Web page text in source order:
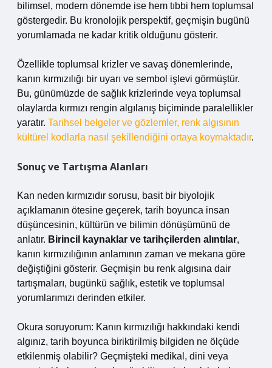
bilimsel, modern dönemde ise hem tıbbi hem toplumsal
göstergedir. Bu kronolojik perspektif, geçmişin bugünü
yorumlamada ne kadar kritik olduğunu gösterir.
Özellikle toplumsal krizler ve savaş dönemlerinde,
kanın kırmızılığı bir uyarı ve sembol işlevi görmüştür.
Bu, günümüzde de sağlık krizlerinde veya toplumsal
olaylarda kırmızı rengin algılanış biçiminde paralellikler
yaratır. Tarihsel belgeler ve gözlemler, renk algısının
kültürel kodlarla nasıl şekillendiğini ortaya koymaktadır.
Sonuç ve Tartışma Alanları
Kan neden kırmızıdır sorusu, basit bir biyolojik
açıklamanın ötesine geçerek, tarih boyunca insan
düşüncesinin, kültürün ve bilimin dönüşümünü de
anlatır. Birincil kaynaklar ve tarihçilerden alıntılar,
kanın kırmızılığının anlamının zaman ve mekana göre
değiştiğini gösterir. Geçmişin bu renk algısına dair
tartışmaları, bugünkü sağlık, estetik ve toplumsal
yorumlarımızı derinden etkiler.
Okura soruyorum: Kanın kırmızılığı hakkındaki kendi
algınız, tarih boyunca biriktirilmiş bilgiden ne ölçüde
etkilenmiş olabilir? Geçmişteki medikal, dini veya